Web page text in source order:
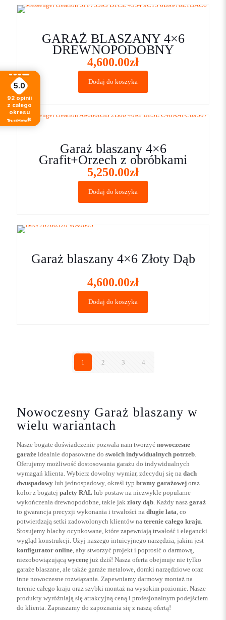
GARAŻ BLASZANY 4×6
DREWNOPODOBNY
4,600.00zł
Dodaj do koszyka
Garaż blaszany 4×6
Grafit+Orzech z obróbkami
5,250.00zł
Dodaj do koszyka
Garaż blaszany 4×6 Złoty Dąb
4,600.00zł
Dodaj do koszyka
1 2 3 4
Nowoczesny Garaż blaszany w
wielu wariantach
Nasze bogate doświadczenie pozwala nam tworzyć nowoczesne
garaże idealnie dopasowane do swoich indywidualnych potrzeb.
Oferujemy możliwość dostosowania garażu do indywidualnych
wymagań klienta. Wybierz dowolny wymiar, zdecyduj się na dach
dwuspadowy lub jednospadowy, określ typ bramy garażowej oraz
kolor z bogatej palety RAL lub postaw na niezwykle popularne
wykończenia drewnopodobne, takie jak złoty dąb. Każdy nasz garaż
to gwarancja precyzji wykonania i trwałości na długie lata, co
potwierdzają setki zadowolonych klientów na terenie całego kraju.
Stosujemy blachy ocynkowane, które zapewniają trwałość i elegancki
wygląd konstrukcji. Użyj naszego intuicyjnego narzędzia, jakim jest
konfigurator online, aby stworzyć projekt i poprosić o darmową,
niezobowiązującą wycenę już dziś! Nasza oferta obejmuje nie tylko
garaże blaszane, ale także garaże metalowe, domki narzędziowe oraz
inne nowoczesne rozwiązania. Zapewniamy darmowy montaż na
terenie całego kraju oraz szybki montaż na wysokim poziomie. Nasze
produkty wyróżniają się atrakcyjną ceną i profesjonalnym podejściem
do klienta. Zapraszamy do zapoznania się z naszą ofertą!
5.0
92 opinii
z całego
okresu